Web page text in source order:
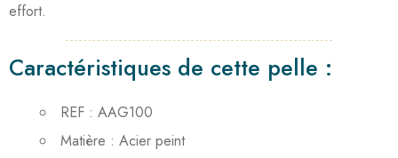
effort.
Caractéristiques de cette pelle :
REF : AAG100
Matière : Acier peint